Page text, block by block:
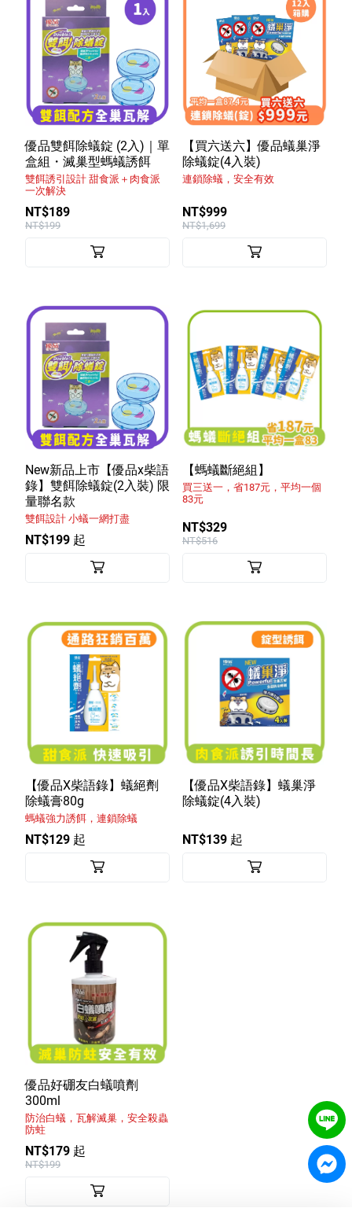
團購專區
關於優品
會員權益
會員中心
特色服務
Youtube
優品雙餌除蟻錠 (2入)｜單
盒組・滅巢型螞蟻誘餌
雙餌誘引設計 甜食派＋肉食派
一次解決
NT$189
NT$199
【買六送六】優品蟻巢淨
除蟻錠(4入裝)
連鎖除蟻，安全有效
NT$999
NT$1,699
New新品上市【優品x柴語
錄】雙餌除蟻錠(2入裝) 限
量聯名款
雙餌設計 小蟻一網打盡
NT$199 起
【螞蟻斷絕組】
買三送一，省187元，平均一個
83元
NT$329
NT$516
【優品X柴語錄】蟻絕劑
除蟻膏80g
螞蟻強力誘餌，連鎖除蟻
NT$129 起
【優品X柴語錄】蟻巢淨
除蟻錠(4入裝)
NT$139 起
優品好硼友白蟻噴劑
300ml
防治白蟻，瓦解滅巢，安全殺蟲
防蛀
NT$179 起
NT$199